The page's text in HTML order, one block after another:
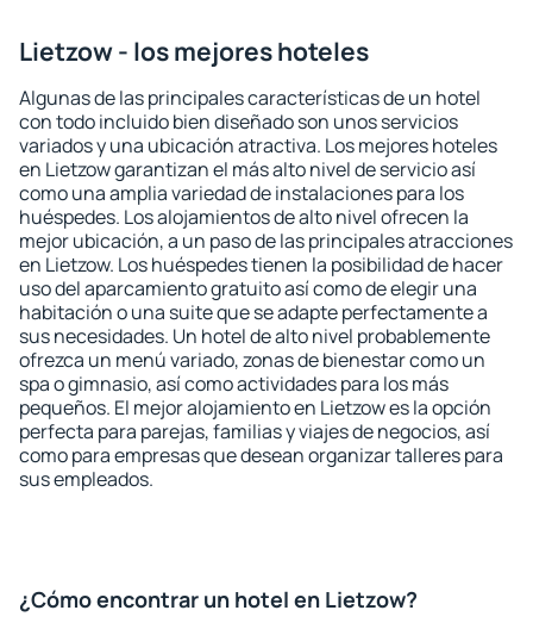
Lietzow - los mejores hoteles
Algunas de las principales características de un hotel
con todo incluido bien diseñado son unos servicios
variados y una ubicación atractiva. Los mejores hoteles
en Lietzow garantizan el más alto nivel de servicio así
como una amplia variedad de instalaciones para los
huéspedes. Los alojamientos de alto nivel ofrecen la
mejor ubicación, a un paso de las principales atracciones
en Lietzow. Los huéspedes tienen la posibilidad de hacer
uso del aparcamiento gratuito así como de elegir una
habitación o una suite que se adapte perfectamente a
sus necesidades. Un hotel de alto nivel probablemente
ofrezca un menú variado, zonas de bienestar como un
spa o gimnasio, así como actividades para los más
pequeños. El mejor alojamiento en Lietzow es la opción
perfecta para parejas, familias y viajes de negocios, así
como para empresas que desean organizar talleres para
sus empleados.
¿Cómo encontrar un hotel en Lietzow?